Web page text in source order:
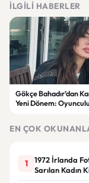
İLGILI HABERLER
Gökçe Bahadır’dan
Yeni Dönem:
EN ÇOK
1
1972 İrlanda
Sarılan Kadın